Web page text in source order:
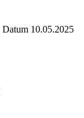
Datum 10.05.2025